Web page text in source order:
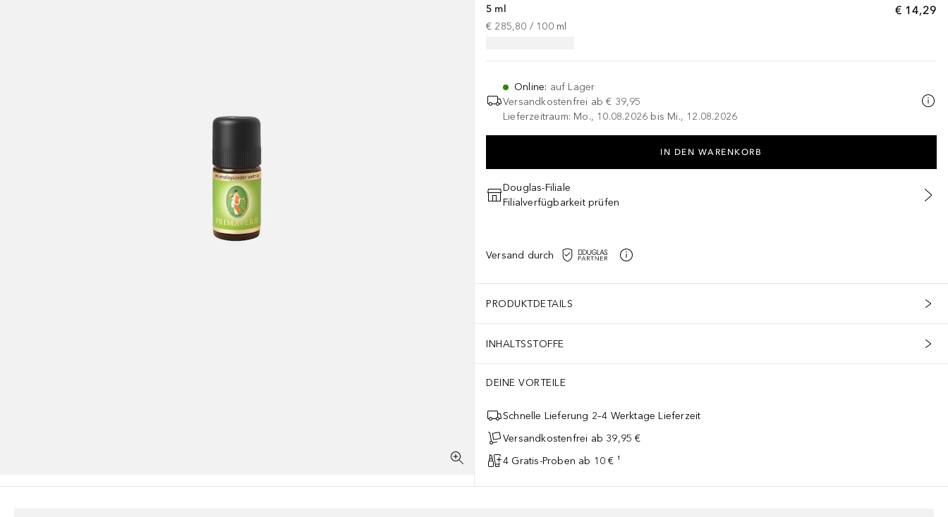
€ 14,29
5 ml
€ 285,80 / 100 ml
Online: auf Lager
Versandkostenfrei ab € 39,95
Lieferzeitraum: Mo., 10.08.2026 bis Mi., 12.08.2026
IN DEN WARENKORB
Douglas-Filiale
Filialverfügbarkeit prüfen
Versand durch
PRODUKTDETAILS
INHALTSSTOFFE
DEINE VORTEILE
Schnelle Lieferung 2–4 Werktage Lieferzeit
Versandkostenfrei ab 39,95 €
4 Gratis-Proben ab 10 € ¹